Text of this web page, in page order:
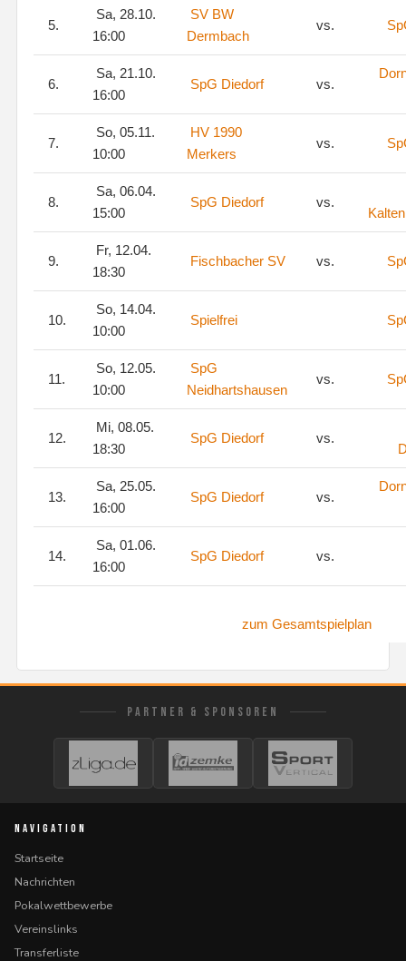
5.
Sa, 28.10.
16:00
SV BW
Dermbach
vs.
6.
Sa, 21.10.
16:00
SpG Diedorf vs.
7.
So, 05.11.
10:00
HV 1990
Merkers
vs.
8.
Sa, 06.04.
15:00
SpG Diedorf vs.
9.
Fr, 12.04.
18:30
Fischbacher SV vs.
10.
So, 14.04.
10:00
Spielfrei
11.
So, 12.05.
10:00
SpG
Neidhartshausen
vs.
12.
Mi, 08.05.
18:30
SpG Diedorf vs.
13.
Sa, 25.05.
16:00
SpG Diedorf vs.
14.
Sa, 01.06.
16:00
SpG Diedorf vs.
zum Gesamtspielplan
PARTNER & SPONSOREN
NAVIGATION
Startseite
Nachrichten
Pokalwettbewerbe
Vereinslinks
Transferliste